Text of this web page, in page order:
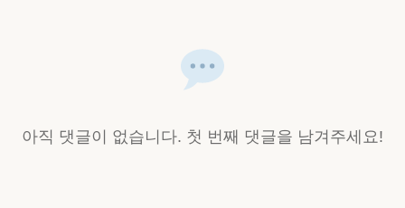
아직 댓글이 없습니다. 첫 번째 댓글을 남겨주세요!